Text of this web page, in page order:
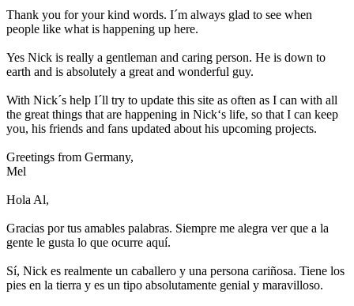
Thank you for your kind words. I´m always glad to see when
people like what is happening up here.
Yes Nick is really a gentleman and caring person. He is down to
earth and is absolutely a great and wonderful guy.
With Nick´s help I´ll try to update this site as often as I can with all
the great things that are happening in Nick‘s life, so that I can keep
you, his friends and fans updated about his upcoming projects.
Greetings from Germany,
Mel
Hola Al,
Gracias por tus amables palabras. Siempre me alegra ver que a la
gente le gusta lo que ocurre aquí.
Sí, Nick es realmente un caballero y una persona cariñosa. Tiene los
pies en la tierra y es un tipo absolutamente genial y maravilloso.